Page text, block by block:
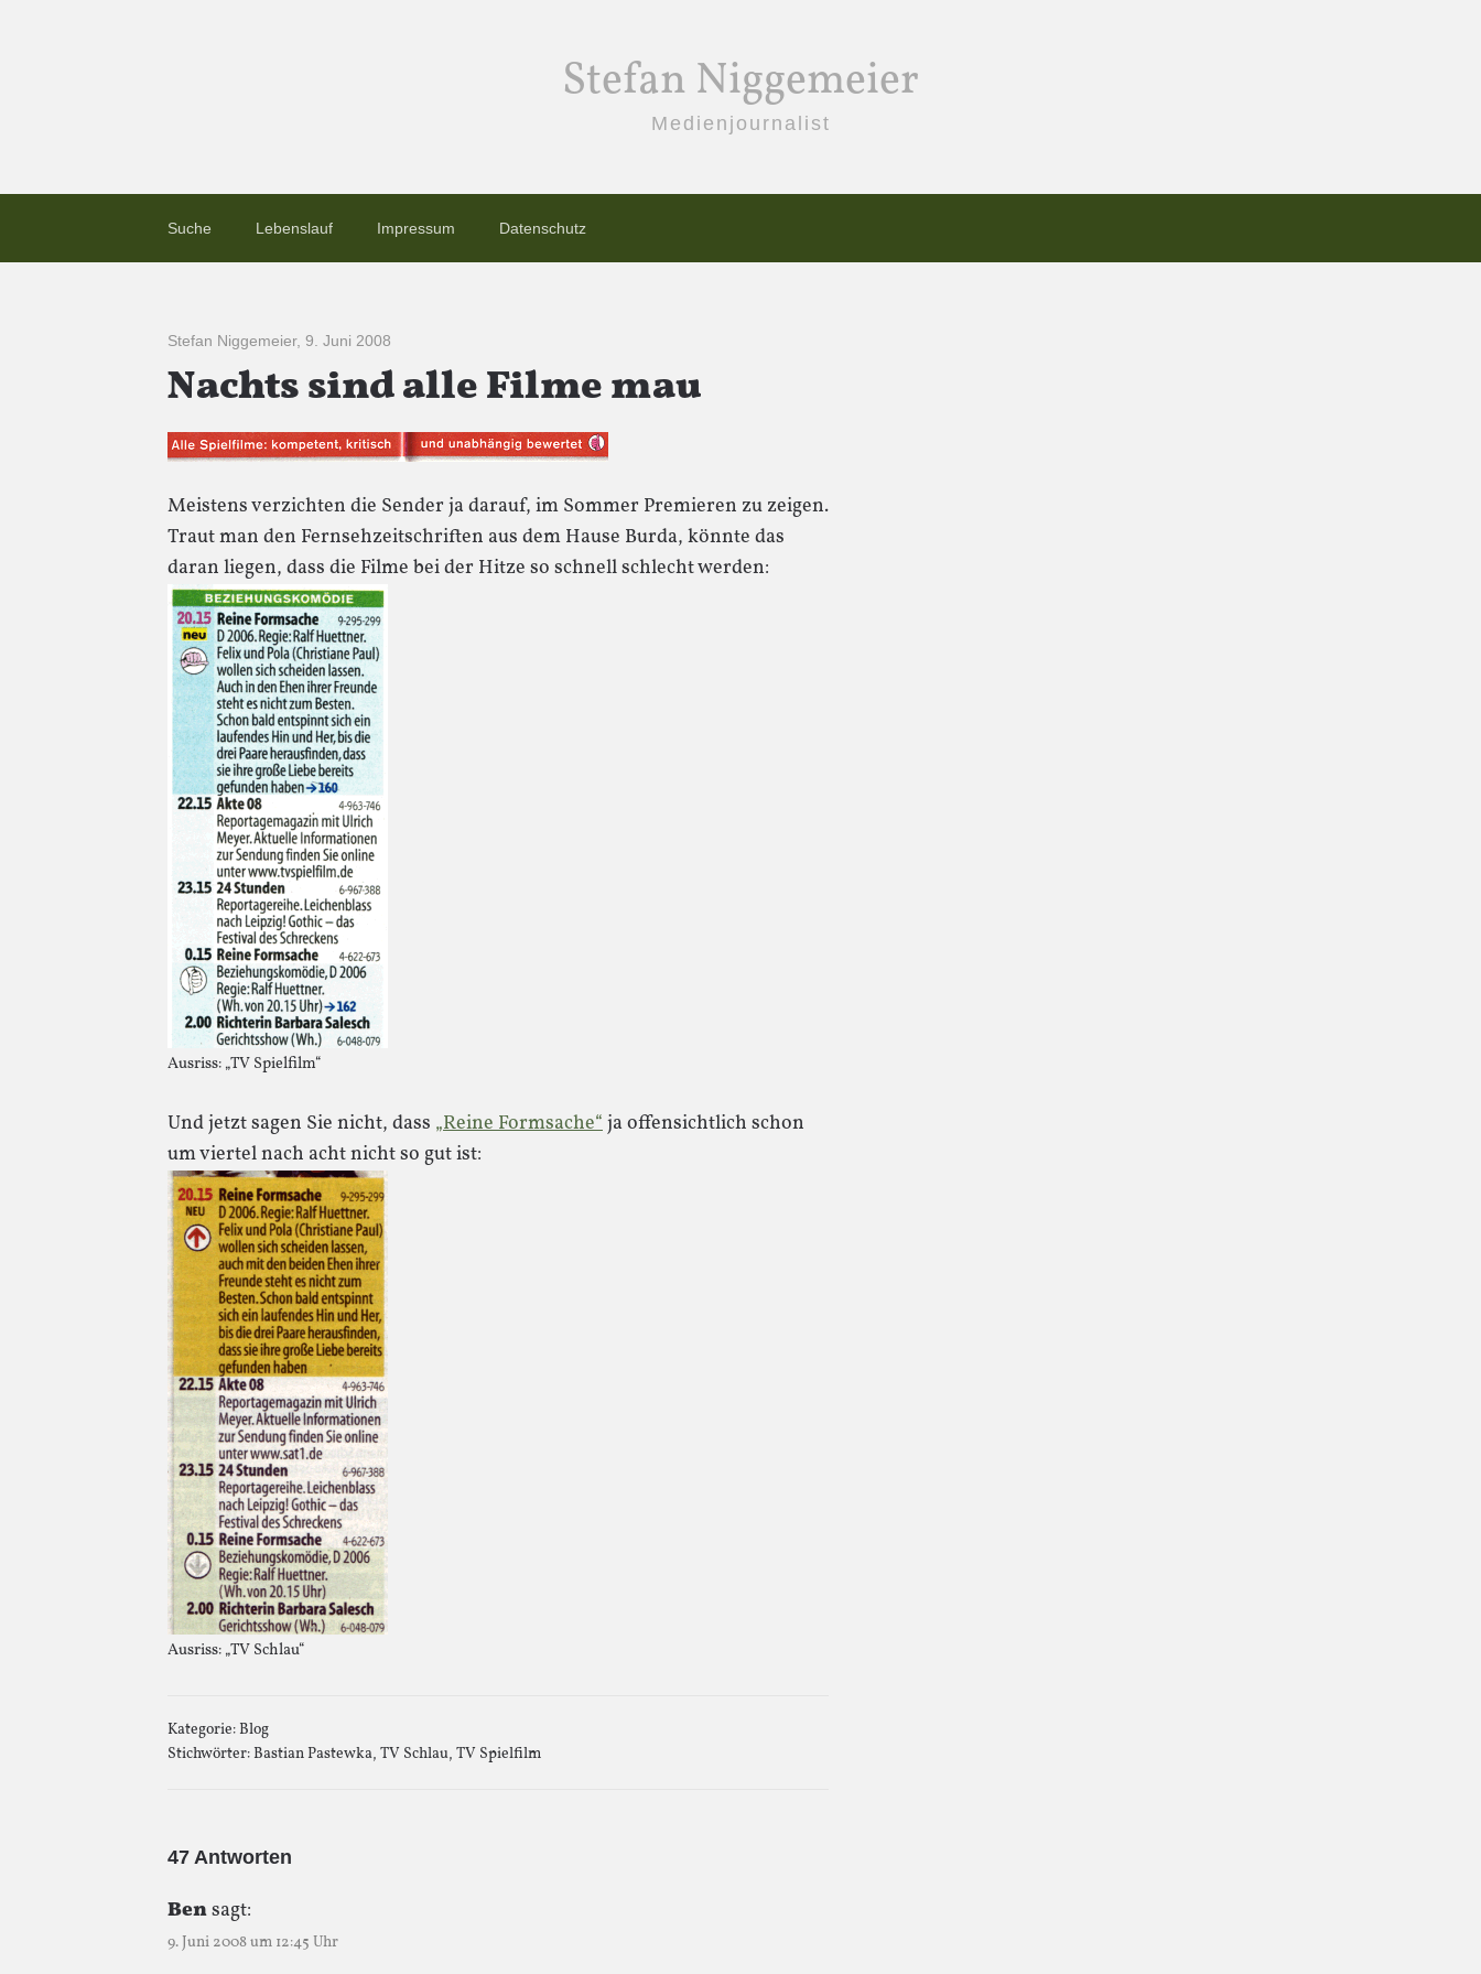
Stefan Niggemeier
Medienjournalist
Suche Lebenslauf Impressum Datenschutz
Stefan Niggemeier, 9. Juni 2008
Nachts sind alle Filme mau
Meistens verzichten die Sender ja darauf, im Sommer Premieren zu zeigen.
Traut man den Fernsehzeitschriften aus dem Hause Burda, könnte das
daran liegen, dass die Filme bei der Hitze so schnell schlecht werden:
Ausriss: „TV Spielfilm“
Und jetzt sagen Sie nicht, dass „Reine Formsache“ja offensichtlich schon
um viertel nach acht nicht so gut ist:
Ausriss: „TV Schlau“
Kategorie:Blog
Stichwörter:Bastian Pastewka, TV Schlau, TV Spielfilm
47 Antworten
Bensagt:
9. Juni 2008 um 12:45 Uhr